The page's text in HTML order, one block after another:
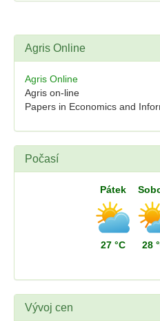
Agris Online
Agris Online
Agris on-line
Papers in Economics and
Počasí
Pátek
27 °C 28
Vývoj cen